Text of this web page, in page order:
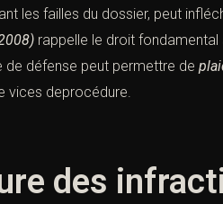
les failles du dossier, peut
rappelle le droit fondamental
de défense peut permettre de
vices deprocédure.
des